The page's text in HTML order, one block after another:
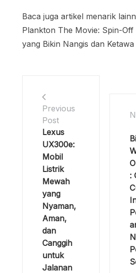
Baca juga artikel menarik
Plankton The Movie: Spin-Off
yang Bikin Nangis dan Ketawa
Previous
Post
Lexus
UX300e:
Mobil
Listrik
Mewah
yang
Nyaman,
Aman,
dan
Canggih
untuk
Jalanan
: